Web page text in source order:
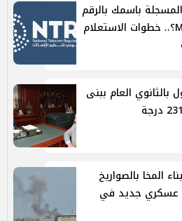
باسمك بالرقم
القومي عبر My NTRA؟.. خطوات الاستعلام
العام ببنى
المخا بالصواريخ
عسكري جديد في